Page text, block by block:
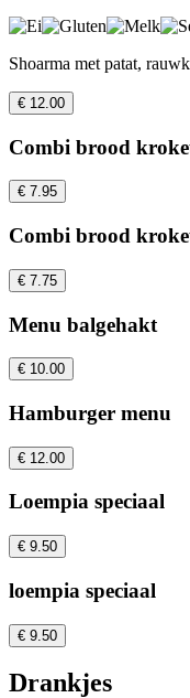
Shoarma met patat,
€ 12.00
Combi brood
€ 7.95
Combi brood
€ 7.75
Menu balgehakt
€ 10.00
Hamburger menu
€ 12.00
Loempia speciaal
€ 9.50
loempia speciaal
€ 9.50
Drankjes